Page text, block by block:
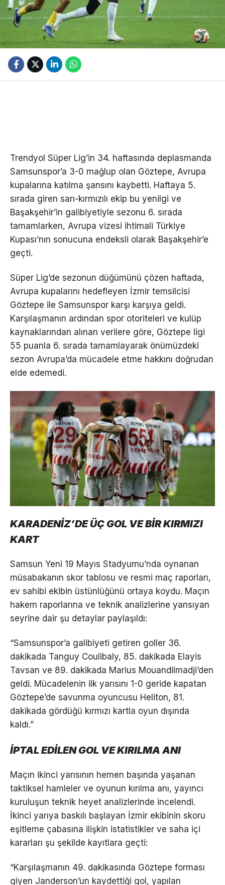
Trendyol Süper Lig’in 34. haftasında deplasmanda
Samsunspor’a 3-0 mağlup olan Göztepe, Avrupa
kupalarına katılma şansını kaybetti. Haftaya 5.
sırada giren sarı-kırmızılı ekip bu yenilgi ve
Başakşehir’in galibiyetiyle sezonu 6. sırada
tamamlarken, Avrupa vizesi ihtimali Türkiye
Kupası’nın sonucuna endeksli olarak Başakşehir’e
geçti.
Süper Lig’de sezonun düğümünü çözen haftada,
Avrupa kupalarını hedefleyen İzmir temsilcisi
Göztepe ile Samsunspor karşı karşıya geldi.
Karşılaşmanın ardından spor otoriteleri ve kulüp
kaynaklarından alınan verilere göre, Göztepe ligi
55 puanla 6. sırada tamamlayarak önümüzdeki
sezon Avrupa’da mücadele etme hakkını doğrudan
elde edemedi.
KARADENİZ’DE ÜÇ GOL VE BİR KIRMIZI
KART
Samsun Yeni 19 Mayıs Stadyumu’nda oynanan
müsabakanın skor tablosu ve resmi maç raporları,
ev sahibi ekibin üstünlüğünü ortaya koydu. Maçın
hakem raporlarına ve teknik analizlerine yansıyan
seyrine dair şu detaylar paylaşıldı:
“Samsunspor’a galibiyeti getiren goller 36.
dakikada Tanguy Coulibaly, 85. dakikada Elayis
Tavsan ve 89. dakikada Marius Mouandilmadji’den
geldi. Mücadelenin ilk yarısını 1-0 geride kapatan
Göztepe’de savunma oyuncusu Heliton, 81.
dakikada gördüğü kırmızı kartla oyun dışında
kaldı.”
İPTAL EDİLEN GOL VE KIRILMA ANI
Maçın ikinci yarısının hemen başında yaşanan
taktiksel hamleler ve oyunun kırılma anı, yayıncı
kuruluşun teknik heyet analizlerinde incelendi.
İkinci yarıya baskılı başlayan İzmir ekibinin skoru
eşitleme çabasına ilişkin istatistikler ve saha içi
kararları şu şekilde kayıtlara geçti:
“Karşılaşmanın 49. dakikasında Göztepe forması
giyen Janderson’un kaydettiği gol, yapılan